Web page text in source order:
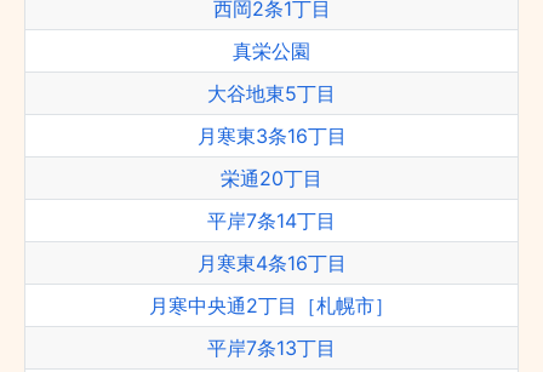
西岡2条1丁目
真栄公園
大谷地東5丁目
月寒東3条16丁目
栄通20丁目
平岸7条14丁目
月寒東4条16丁目
月寒中央通2丁目［札幌市］
平岸7条13丁目